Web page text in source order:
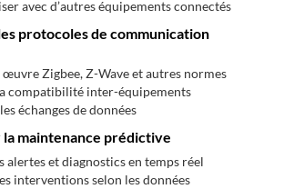
avec d’autres équipements connectés
protocoles de communication
Zigbee, Z-Wave et autres normes
compatibilité inter-équipements
échanges de données
maintenance prédictive
alertes et diagnostics en temps réel
interventions selon les données